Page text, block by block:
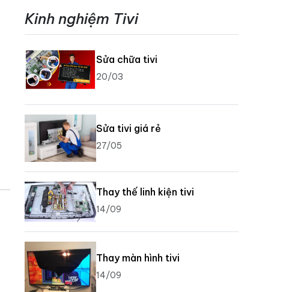
Kinh nghiệm Tivi
Sửa chữa tivi
20/03
Sửa tivi giá rẻ
27/05
Thay thế linh kiện tivi
14/09
Thay màn hình tivi
14/09